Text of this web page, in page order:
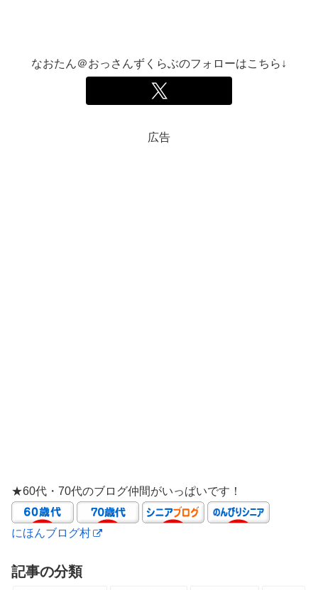
なおたん＠おっさんずくらぶのフォローはこちら↓
広告
★60代・70代のブログ仲間がいっぱいです！
にほんブログ村
記事の分類